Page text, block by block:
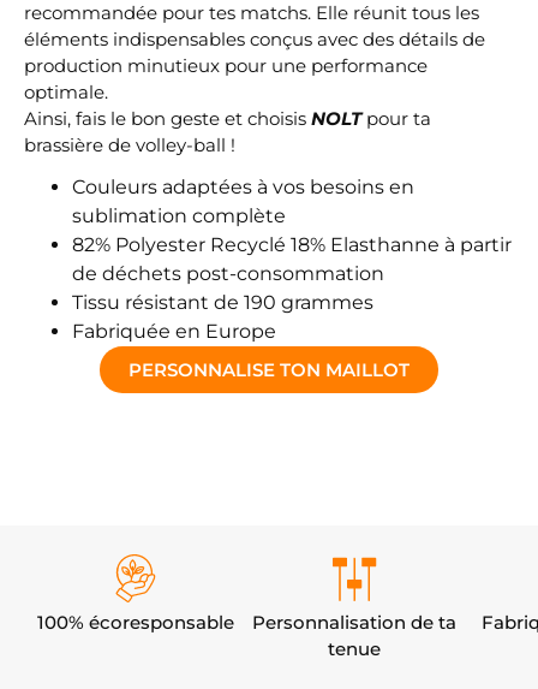
recommandée pour tes matchs. Elle réunit tous les
éléments indispensables conçus avec des détails de
production minutieux pour une performance
optimale.
Ainsi, fais le bon geste et choisis NOLTpour ta
brassière de volley-ball !
Couleurs adaptées à vos besoins en
sublimation complète
82% Polyester Recyclé 18% Elasthanne à partir
de déchets post-consommation
Tissu résistant de 190 grammes
Fabriquée en Europe
PERSONNALISE TON MAILLOT
100% écoresponsable
Personnalisation de ta
tenue